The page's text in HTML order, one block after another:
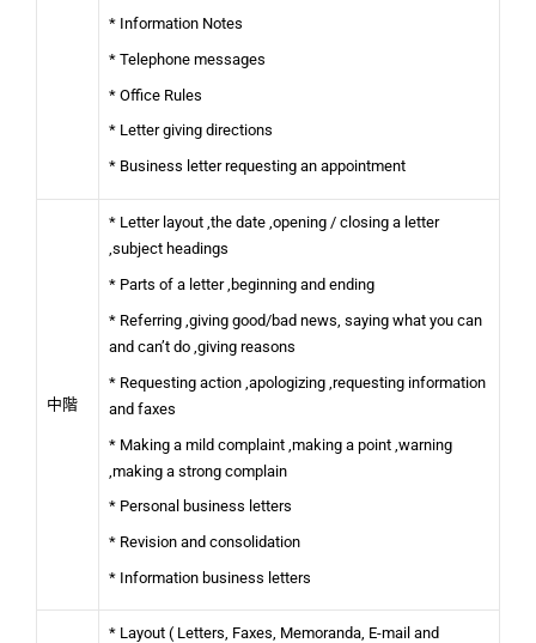
* Information Notes
* Telephone messages
* Office Rules
* Letter giving directions
* Business letter requesting an appointment
中階
* Letter layout ,the date ,opening / closing a letter
,subject headings
* Parts of a letter ,beginning and ending
* Referring ,giving good/bad news, saying what you can
and can’t do ,giving reasons
* Requesting action ,apologizing ,requesting information
and faxes
* Making a mild complaint ,making a point ,warning
,making a strong complain
* Personal business letters
* Revision and consolidation
* Information business letters
* Layout ( Letters, Faxes, Memoranda, E-mail and